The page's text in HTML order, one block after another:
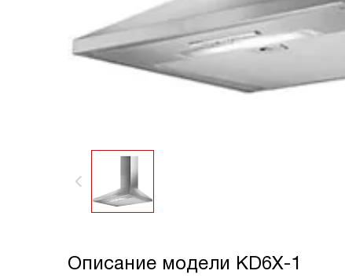
Описание модели KD6X-1